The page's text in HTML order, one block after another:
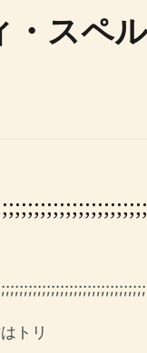
・スペ
トリ